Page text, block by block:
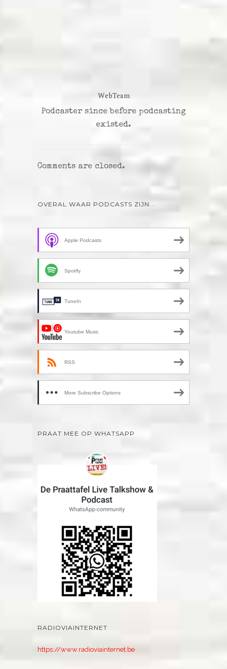
WebTeam
Podcaster since before podcasting
existed.
Comments are closed.
OVERAL WAAR PODCASTS ZIJN...
Apple Podcasts
Spotify
TuneIn
Youtube Music
RSS
More Subscribe Options
PRAAT MEE OP WHATSAPP
RADIOVIAINTERNET
https://www.radioviainternet.be